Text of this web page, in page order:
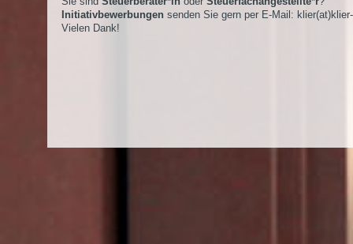
Initiativbewerbungen senden Sie gern per E-Mail:
Vielen Dank!